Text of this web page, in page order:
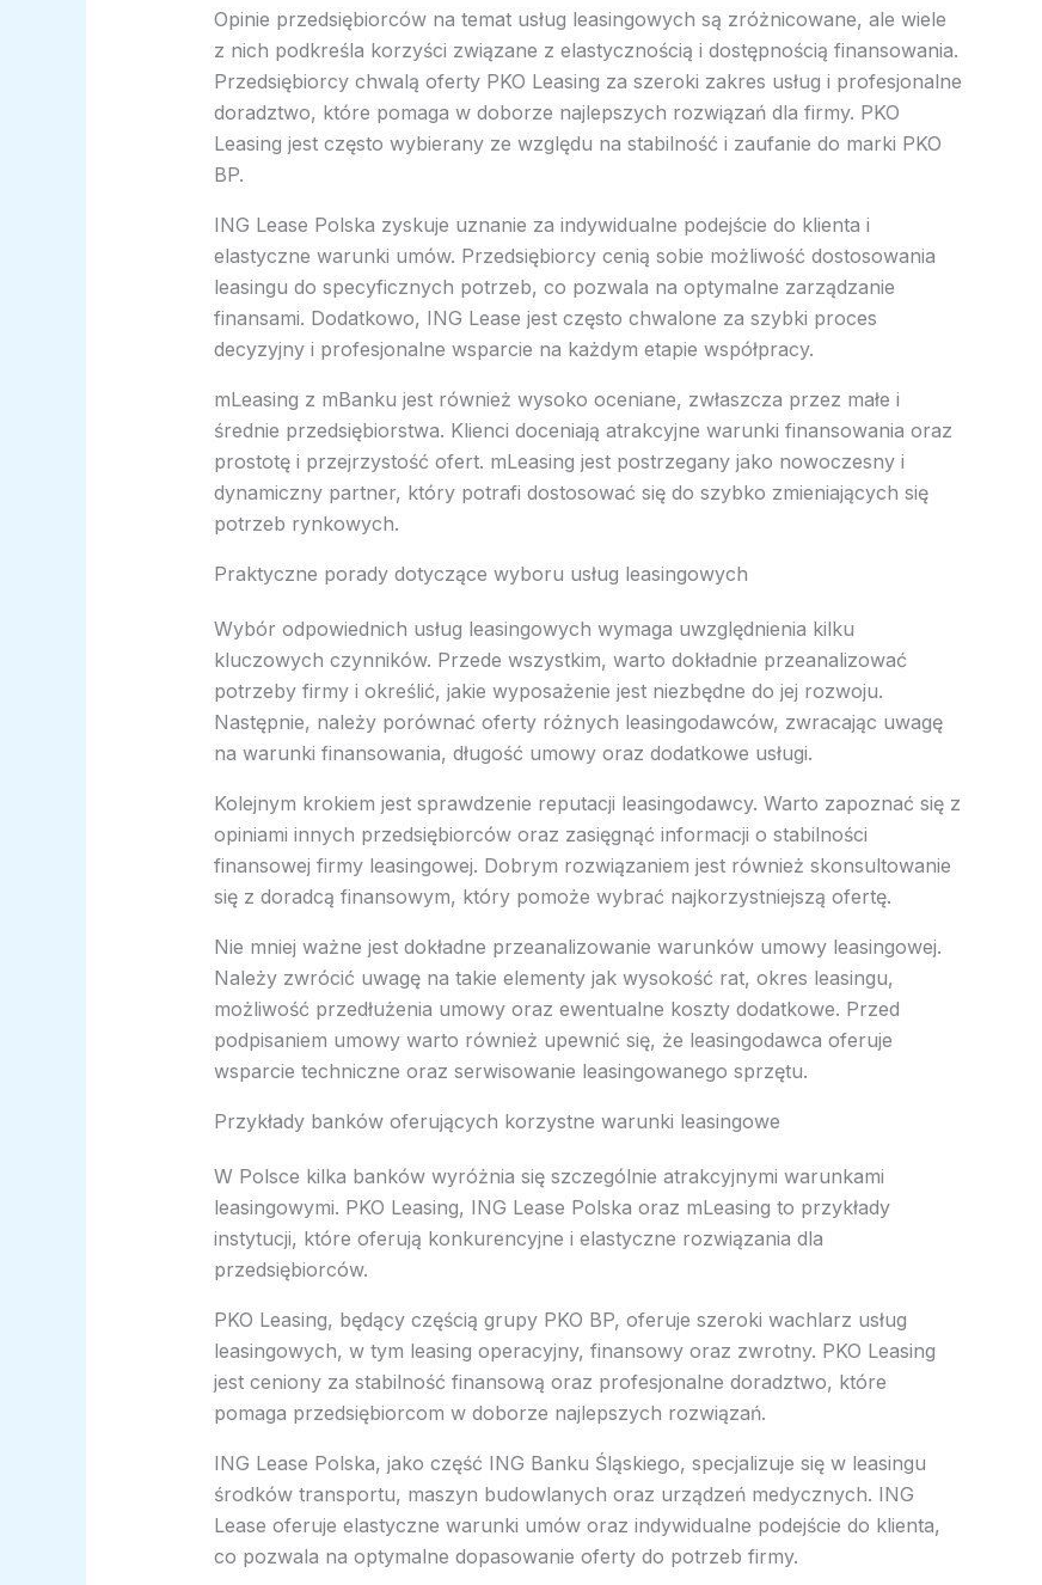
Opinie przedsiębiorców na temat usług leasingowych są zróżnicowane, ale wiele
z nich podkreśla korzyści związane z elastycznością i dostępnością finansowania.
Przedsiębiorcy chwalą oferty PKO Leasing za szeroki zakres usług i profesjonalne
doradztwo, które pomaga w doborze najlepszych rozwiązań dla firmy. PKO
Leasing jest często wybierany ze względu na stabilność i zaufanie do marki PKO
BP.
ING Lease Polska zyskuje uznanie za indywidualne podejście do klienta i
elastyczne warunki umów. Przedsiębiorcy cenią sobie możliwość dostosowania
leasingu do specyficznych potrzeb, co pozwala na optymalne zarządzanie
finansami. Dodatkowo, ING Lease jest często chwalone za szybki proces
decyzyjny i profesjonalne wsparcie na każdym etapie współpracy.
mLeasing z mBanku jest również wysoko oceniane, zwłaszcza przez małe i
średnie przedsiębiorstwa. Klienci doceniają atrakcyjne warunki finansowania oraz
prostotę i przejrzystość ofert. mLeasing jest postrzegany jako nowoczesny i
dynamiczny partner, który potrafi dostosować się do szybko zmieniających się
potrzeb rynkowych.
Praktyczne porady dotyczące wyboru usług leasingowych
Wybór odpowiednich usług leasingowych wymaga uwzględnienia kilku
kluczowych czynników. Przede wszystkim, warto dokładnie przeanalizować
potrzeby firmy i określić, jakie wyposażenie jest niezbędne do jej rozwoju.
Następnie, należy porównać oferty różnych leasingodawców, zwracając uwagę
na warunki finansowania, długość umowy oraz dodatkowe usługi.
Kolejnym krokiem jest sprawdzenie reputacji leasingodawcy. Warto zapoznać się z
opiniami innych przedsiębiorców oraz zasięgnąć informacji o stabilności
finansowej firmy leasingowej. Dobrym rozwiązaniem jest również skonsultowanie
się z doradcą finansowym, który pomoże wybrać najkorzystniejszą ofertę.
Nie mniej ważne jest dokładne przeanalizowanie warunków umowy leasingowej.
Należy zwrócić uwagę na takie elementy jak wysokość rat, okres leasingu,
możliwość przedłużenia umowy oraz ewentualne koszty dodatkowe. Przed
podpisaniem umowy warto również upewnić się, że leasingodawca oferuje
wsparcie techniczne oraz serwisowanie leasingowanego sprzętu.
Przykłady banków oferujących korzystne warunki leasingowe
W Polsce kilka banków wyróżnia się szczególnie atrakcyjnymi warunkami
leasingowymi. PKO Leasing, ING Lease Polska oraz mLeasing to przykłady
instytucji, które oferują konkurencyjne i elastyczne rozwiązania dla
przedsiębiorców.
PKO Leasing, będący częścią grupy PKO BP, oferuje szeroki wachlarz usług
leasingowych, w tym leasing operacyjny, finansowy oraz zwrotny. PKO Leasing
jest ceniony za stabilność finansową oraz profesjonalne doradztwo, które
pomaga przedsiębiorcom w doborze najlepszych rozwiązań.
ING Lease Polska, jako część ING Banku Śląskiego, specjalizuje się w leasingu
środków transportu, maszyn budowlanych oraz urządzeń medycznych. ING
Lease oferuje elastyczne warunki umów oraz indywidualne podejście do klienta,
co pozwala na optymalne dopasowanie oferty do potrzeb firmy.